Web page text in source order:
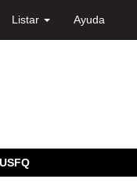
Listar Ayuda